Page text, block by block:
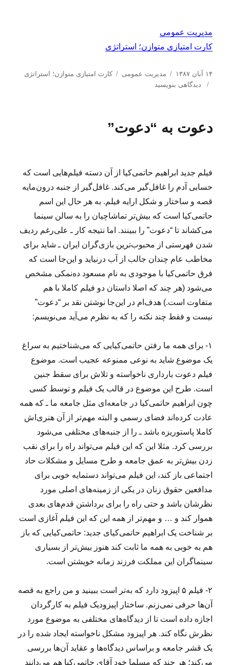
مدیریت عمومی
کارت امتیازی متوازن؛ استراتژی
ا
ش
ر
۱۴ آبان ۱۳۸۷
د
س
ا
مدیریت عمومی
ب
ه
کارت امتیازی متوازن؛ استراتژی
دیدگاهی بنویسید
دعوت به “دعوت”
فیلم جدید ابراهیم حاتمی‌کیا از آن دسته فیلم‌هایی است که
حسابی آدم را غافل‌گیر می‌کند. غافل‌گیر از جنبه درون‌مایه
قصه و ساختار و شکل ارایه فیلم. به هر حال این اسم
حاتمی‌کیا است که بیش‌تر تماشاچیان را به سالن سینما
می‌کشاند تا “دعوت” را ببینند. اما نتیجه کار ـ علی‌رغم ردیف
شدن فهرستی از محبوب‌ترین بازی‌گران ایران ـ شاید برای
مخاطب عام چندان جالب از آب درنیاید و این‌جا است که
فرق حاتمی‌کیا با موجودی به نام مسعود ده‌نمکی مشخص
می‌شود (هر چند که اصلا داستان دو فیلم کاملا با هم
متفاوت است.) هدف‌ام در این‌جا نوشتن نقد بر “دعوت”
نیست و فقط چند نکته را که به نظرم می‌آید می‌‌نویسم:
۱- برای همه ما رفتن حاتمی‌کیایی که می‌شناختیم به سراغ
یک موضوع شاید به نوعی ممنوعه عجیب است. موضوع
فیلم دعوت بارداری ناخواسته و تلاش برای سقط جنین
است. طرح این موضوع در قالب یک فیلم و توسط کسی
چون ابراهیم حاتمی‌کیا در جامعه‌ای مثل جامعه ما ـ که همه
عادت کرده‌اند فضای رسمی و البته مهم‌تر از آن هنری‌اش
کاملا پاستوریزه باشد ـ را از جنبه‌های مختلفی می‌شود
بررسی کرد. مثلا این که این فیلم می‌تواند راه را برای نقب
زدن بیش‌تر به عمق جامعه و طرح مسایل و مشکلات حاد
اجتماعی باز کند، این فیلم می‌تواند دستمایه خوبی برای
مدافعین حقوق زنان در یکی از زمینه‌های اصلی مورد
نظرشان باشد و حتی راه را برای برداشتن قدم‌های بعدی
هموار کند و … و مهم‌تر از همه این که این فیلم آغازی است
بر شناخت یک ابراهیم حاتمی‌کیای جدید: حاتمی‌کیایی که باز
هم به خوبی به همه ما ثابت کند هنوز بیش‌تر از بسیاری
سینماگران این مملکت فرزند زمانه خویشتن است.
۲- فیلم ۵ اپیزود دارد که به‌تر است ببینید و من راجع‌ به‌ قصه
آن‌ها حرفی نمی‌زنم. ساختار اپیزودیک فیلم به کارگردان
اجازه داده است تا از دیدگاه‌های مختلفی به موضوع مورد
نظرش نگاه کند. هر اپیزود مشکل ناخواسته ایجاد شده را در
یک قشر جامعه و براساس دیدگاه‌ها و عقاید آن‌ها بررسی
می‌کند؛ هر چند که مسلما خود آقای حاتمی‌کیا هم می‌دانند